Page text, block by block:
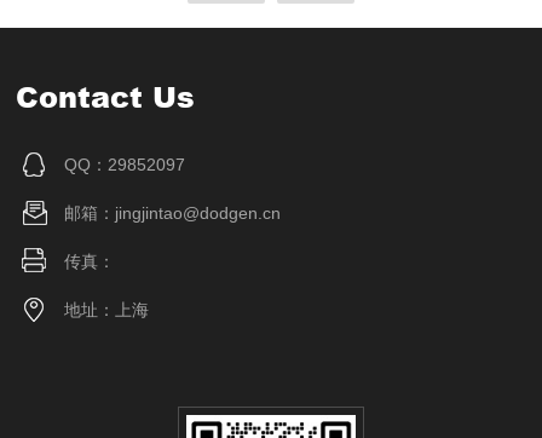
Contact Us
QQ：29852097
邮箱：jingjintao@dodgen.cn
传真：
地址：上海